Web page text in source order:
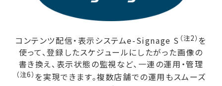
コンテンツ配信・表示システムe-Signage S （注2） を
使って、登録したスケジュールにしたがった画像の
書き換え、表示状態の監視など、一連の運用・管理
（注6） を実現できます。複数店舗での運用もスムーズ